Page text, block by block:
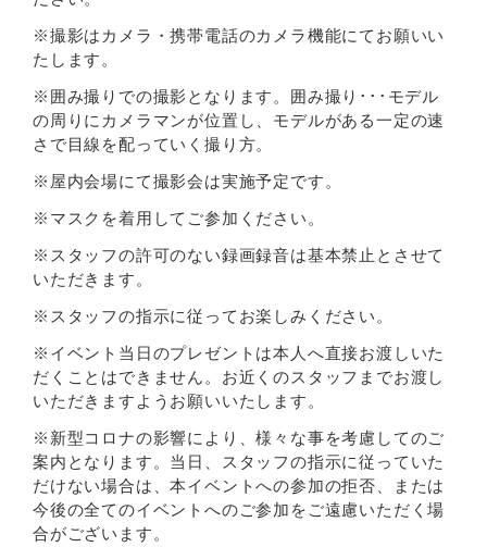
※撮影はカメラ・携帯電話のカメラ機能にてお願いい
たします。
※囲み撮りでの撮影となります。囲み撮り･･･モデル
の周りにカメラマンが位置し、モデルがある一定の速
さで目線を配っていく撮り方。
※屋内会場にて撮影会は実施予定です。
※マスクを着用してご参加ください。
※スタッフの許可のない録画録音は基本禁止とさせて
いただきます。
※スタッフの指示に従ってお楽しみください。
※イベント当日のプレゼントは本人へ直接お渡しいた
だくことはできません。お近くのスタッフまでお渡し
いただきますようお願いいたします。
※新型コロナの影響により、様々な事を考慮してのご
案内となります。当日、スタッフの指示に従っていた
だけない場合は、本イベントへの参加の拒否、または
今後の全てのイベントへのご参加をご遠慮いただく場
合がございます。